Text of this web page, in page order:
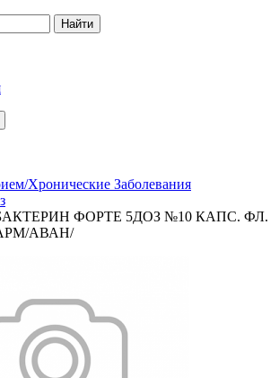
Найти
Хронические Заболевания
ФОРТЕ 5ДОЗ №10 КАПС. ФЛ.
АВАН/